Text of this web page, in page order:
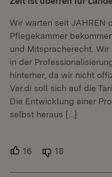
Wir warten seit JAHREN
Pflegekammer
und Mitspracherecht.
in der
hinterher, da wir nicht
Ver.di soll sich auf die
Die Entwicklung einer
selbst heraus […]
16 Unterstützer.
18